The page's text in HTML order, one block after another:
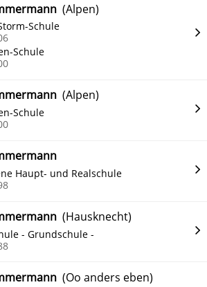
(Alpen)
Schule
Schule
(Alpen)
Schule
Haupt- und Realschule
(Hausknecht)
- Grundschule -
(Oo anders eben)